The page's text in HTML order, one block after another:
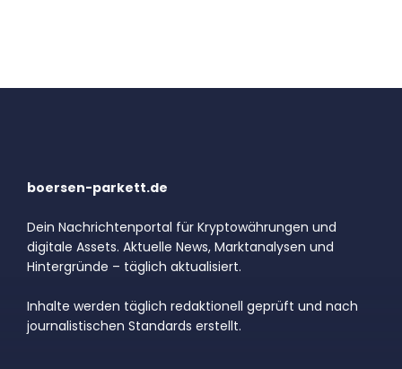
boersen-parkett.de
Dein Nachrichtenportal für Kryptowährungen und
digitale Assets. Aktuelle News, Marktanalysen und
Hintergründe – täglich aktualisiert.
Inhalte werden täglich redaktionell geprüft und nach
journalistischen Standards erstellt.